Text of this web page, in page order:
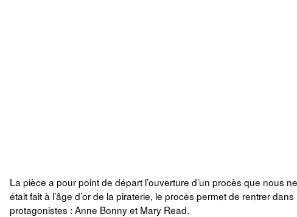
La pièce a pour point de départ l’ouverture d’un procès que nous
était fait à l’âge d’or de la piraterie, le procès permet de rentrer
protagonistes : Anne Bonny et Mary Read.